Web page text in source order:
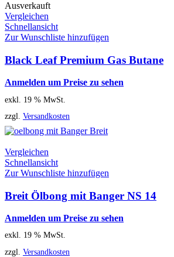
Ausverkauft
Vergleichen
Schnellansicht
Zur Wunschliste hinzufügen
Black Leaf Premium Gas Butane
Anmelden um Preise zu sehen
exkl. 19 % MwSt.
zzgl. Versandkosten
Vergleichen
Schnellansicht
Zur Wunschliste hinzufügen
Breit Ölbong mit Banger NS 14
Anmelden um Preise zu sehen
exkl. 19 % MwSt.
zzgl. Versandkosten